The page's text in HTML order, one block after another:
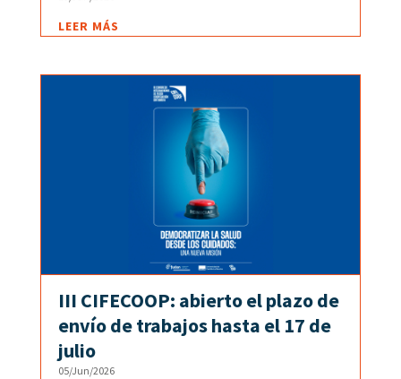
LEER MÁS
III CIFECOOP: abierto el plazo de
envío de trabajos hasta el 17 de
julio
05/Jun/2026